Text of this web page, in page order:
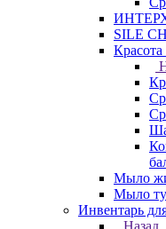
SILE
Красота
Мыло
Мыло
Инвентарь
Назад